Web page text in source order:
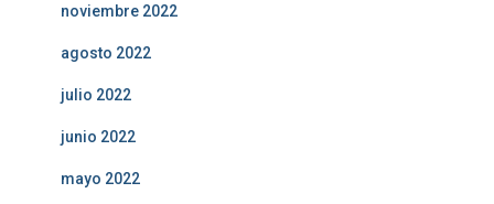
noviembre 2022
agosto 2022
julio 2022
junio 2022
mayo 2022